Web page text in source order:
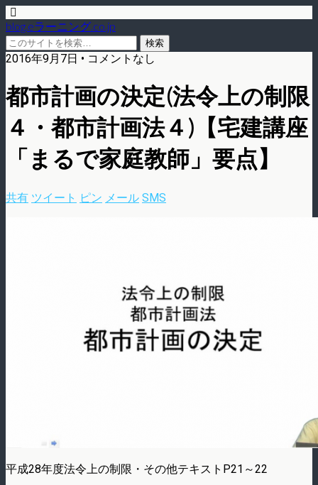
blog.eラーニング.co.jp
2016年9月7日 • コメントなし
都市計画の決定(法令上の制限
４・都市計画法４)【宅建講座
「まるで家庭教師」要点】
共有 ツイート ピン メール SMS
平成28年度法令上の制限・その他テキストP21～22